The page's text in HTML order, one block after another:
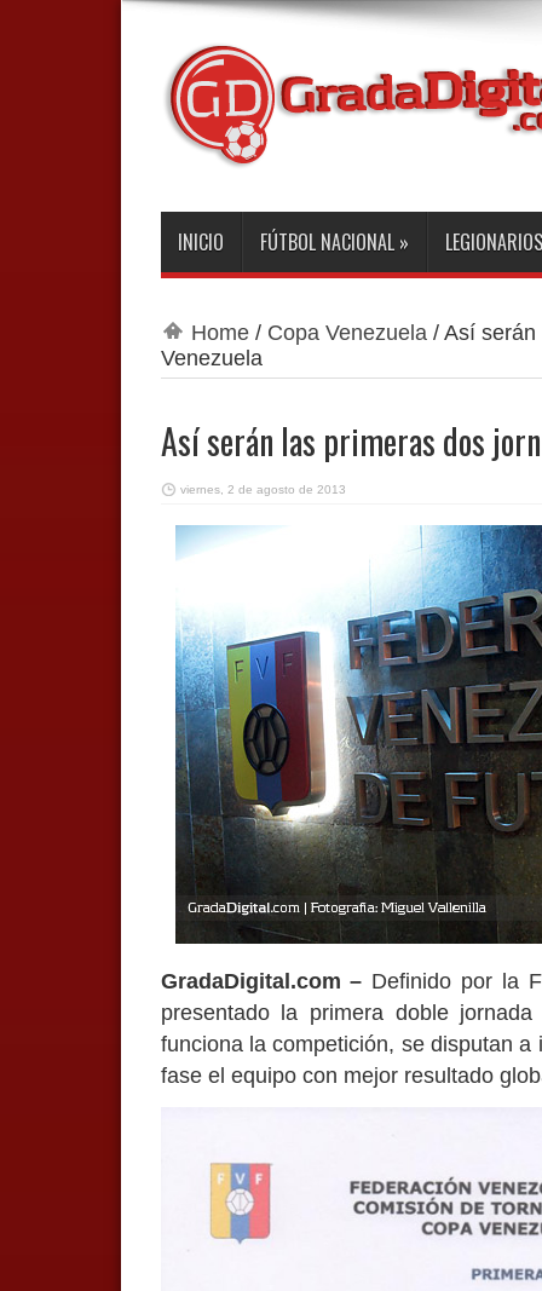
INICIO FÚTBOL NACIONAL » LEGIONARIOS
Home/ Copa Venezuela/ Así serán
Venezuela
Así serán las primeras dos
viernes, 2 de agosto de 2013
GradaDigital.com – Definido por la
presentado la primera doble
funciona la competición, se disputan
fase el equipo con mejor resultado